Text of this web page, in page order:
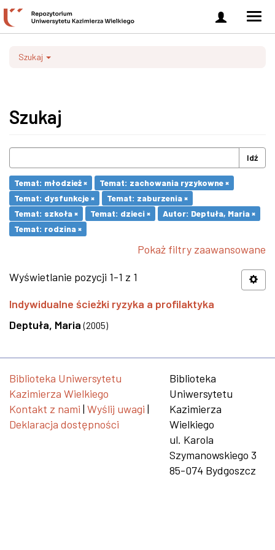
Zaloguj
się
Szukaj
Szukaj
Idź
Temat: młodzież ×
Temat: zachowania ryzykowne ×
Temat: dysfunkcje ×
Temat: zaburzenia ×
Temat: szkoła ×
Temat: dzieci ×
Autor: Deptuła, Maria ×
Temat: rodzina ×
Pokaż filtry zaawansowane
Wyświetlanie pozycji 1-1 z 1
Indywidualne ścieżki ryzyka a profilaktyka
Deptuła, Maria (2005)
Biblioteka Uniwersytetu
Kazimierza Wielkiego
Kontakt z nami | Wyślij uwagi |
Deklaracja dostępności
Biblioteka
Uniwersytetu
Kazimierza
Wielkiego
ul. Karola
Szymanowskiego 3
85-074 Bydgoszcz